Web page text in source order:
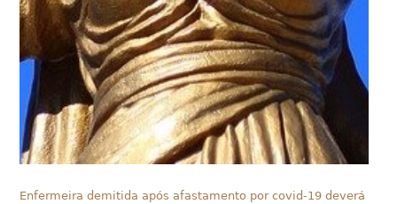
Enfermeira demitida após afastamento por covid-19 deverá